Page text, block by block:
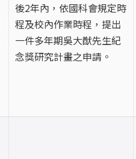
後2年內，依國科會規定時
程及校內作業時程，提出
一件多年期吳大猷先生紀
念獎研究計畫之申請。